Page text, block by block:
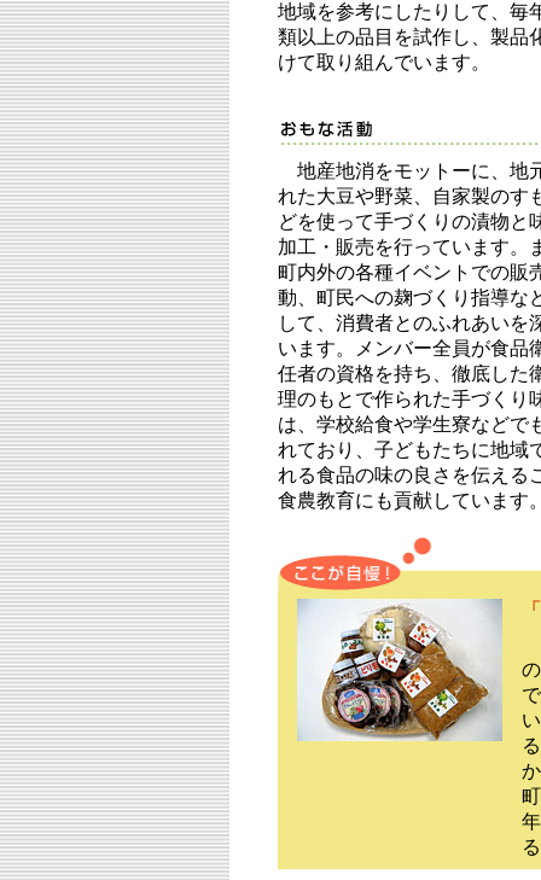
地域を参考にしたりして、毎
類以上の品目を試作し、製品
けて取り組んでいます。
地産地消をモットーに、地
れた大豆や野菜、自家製のす
どを使って手づくりの漬物と
加工・販売を行っています。
町内外の各種イベントでの販
動、町民への麹づくり指導な
して、消費者とのふれあいを
います。メンバー全員が食品
任者の資格を持ち、徹底した
理のもとで作られた手づくり
は、学校給食や学生寮などで
れており、子どもたちに地域
れる食品の味の良さを伝える
食農教育にも貢献しています